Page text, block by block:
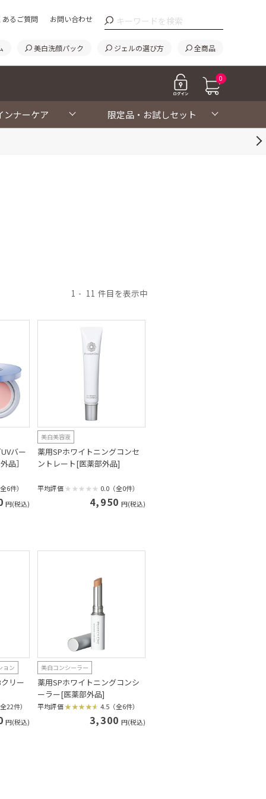
あるご質問 お問い合わせ
美白洗顔パック ジェルの選び方 全商品
0
ンナーケア 限定品・お試しセット
1 11
バー
品］
6件）
円(税込)
美白美容液
薬用SPホワイトニングコンセ
ントレート[医薬部外品]
平均評価 0.0（全0件）
4,950 円(税込)
ョン
リー
22件）
円(税込)
美白コンシーラー
薬用SPホワイトニングコンシ
ーラー[医薬部外品]
平均評価 4.5（全6件）
3,300 円(税込)